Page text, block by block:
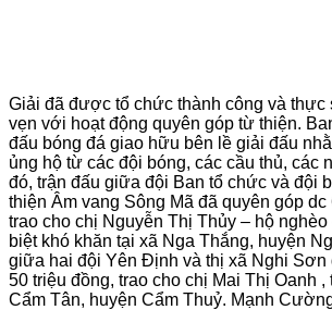
Khán giả
Giải đã được tổ chức thành công và thực
vẹn với hoạt động quyên góp từ thiện.
đấu bóng đá giao hữu bên lề giải đấu
ủng hộ từ các đội bóng, các cầu thủ, các
đó, trận đấu giữa đội Ban tổ chức và đội
thiện Âm vang Sông Mã đã quyên góp dc
trao cho chị Nguyễn Thị Thủy – hộ
biệt khó khăn tại xã Nga Thắng, huyện
giữa hai đội Yên Định và thị xã Nghi
50 triệu đồng, trao cho chị Mai Thị Oanh
Cẩm Tân, huyện Cẩm Thuỷ. Mạnh